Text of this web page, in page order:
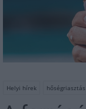
Helyi hírek hőségriasztás